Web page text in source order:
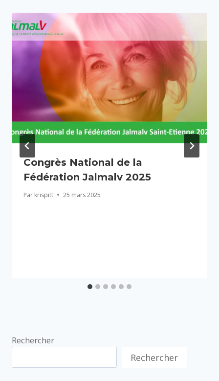
Congrès National de la
Fédération Jalmalv 2025
Par krispitt 25 mars 2025
Rechercher
Rechercher